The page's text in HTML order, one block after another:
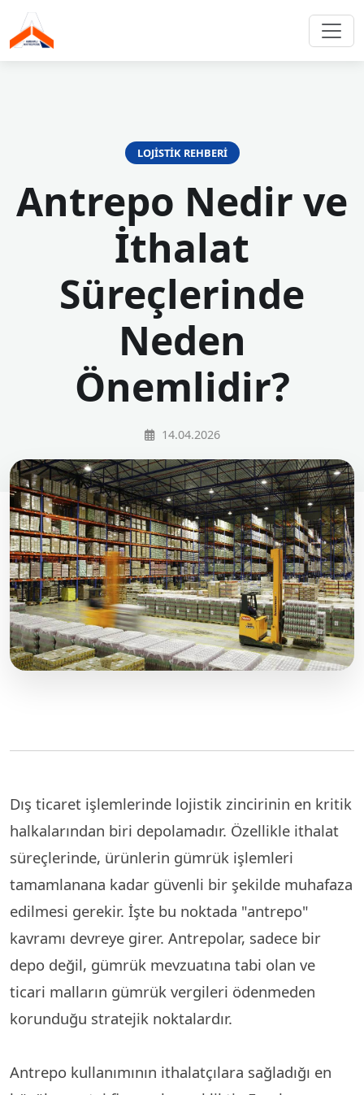
LOJISTIK REHBERI
Antrepo Nedir ve
İthalat
Süreçlerinde
Neden
Önemlidir?
14.04.2026
Dış ticaret işlemlerinde lojistik zincirinin en kritik
halkalarından biri depolamadır. Özellikle ithalat
süreçlerinde, ürünlerin gümrük işlemleri
tamamlanana kadar güvenli bir şekilde muhafaza
edilmesi gerekir. İşte bu noktada "antrepo"
kavramı devreye girer. Antrepolar, sadece bir
depo değil, gümrük mevzuatına tabi olan ve
ticari malların gümrük vergileri ödenmeden
korunduğu stratejik noktalardır.
Antrepo kullanımının ithalatçılara sağladığı en